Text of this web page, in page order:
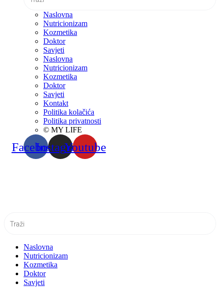
Naslovna
Nutricionizam
Kozmetika
Doktor
Savjeti
Naslovna
Nutricionizam
Kozmetika
Doktor
Savjeti
Kontakt
Politika kolačića
Politika privatnosti
© MY LIFE
FacebookInstagramYoutube
Naslovna
Nutricionizam
Kozmetika
Doktor
Savjeti